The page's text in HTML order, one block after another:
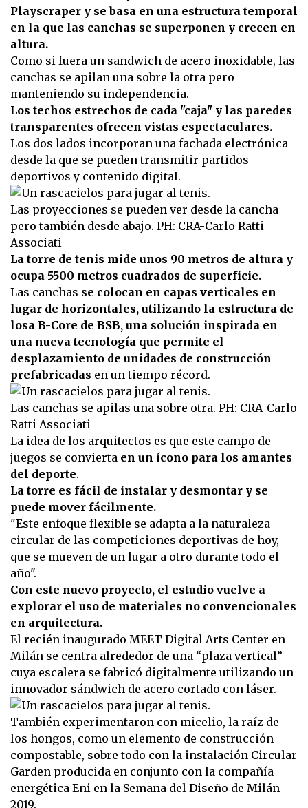
Playscraper y se basa en una estructura temporal
en la que las canchas se superponen y crecen en
altura.
Como si fuera un sandwich de acero inoxidable, las
canchas se apilan una sobre la otra pero
manteniendo su independencia.
Los techos estrechos de cada "caja" y las paredes
transparentes ofrecen vistas espectaculares.
Los dos lados incorporan una fachada electrónica
desde la que se pueden transmitir partidos
deportivos y contenido digital.
Las proyecciones se pueden ver desde la cancha
pero también desde abajo. PH: CRA-Carlo Ratti
Associati
La torre de tenis mide unos 90 metros de altura y
ocupa 5500 metros cuadrados de superficie.
Las canchas se colocan en capas verticales en
lugar de horizontales, utilizando la estructura de
losa B-Core de BSB, una solución inspirada en
una nueva tecnología que permite el
desplazamiento de unidades de construcción
prefabricadas en un tiempo récord.
Las canchas se apilas una sobre otra. PH: CRA-Carlo
Ratti Associati
La idea de los arquitectos es que este campo de
juegos se convierta en un ícono para los amantes
del deporte.
La torre es fácil de instalar y desmontar y se
puede mover fácilmente.
"Este enfoque flexible se adapta a la naturaleza
circular de las competiciones deportivas de hoy,
que se mueven de un lugar a otro durante todo el
año".
Con este nuevo proyecto, el estudio vuelve a
explorar el uso de materiales no convencionales
en arquitectura.
El recién inaugurado MEET Digital Arts Center en
Milán se centra alrededor de una “plaza vertical”
cuya escalera se fabricó digitalmente utilizando un
innovador sándwich de acero cortado con láser.
También experimentaron con micelio, la raíz de
los hongos, como un elemento de construcción
compostable, sobre todo con la instalación Circular
Garden producida en conjunto con la compañía
energética Eni en la Semana del Diseño de Milán
2019.